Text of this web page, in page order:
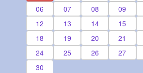
06
07 08 09
12
13 14 15
18
19 20 21
24
25 26 27
30